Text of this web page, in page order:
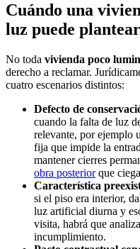
Cuándo una
luz puede
No toda vivienda poco
derecho a reclamar.
cuatro escenarios distintos:
Defecto de
cuando la falta de luz
relevante, por ejemplo
fija que impide la
mantener cierres
obra posteriorque
Característica
si el piso era interior,
luz artificial diurna y
visita, habrá que
incumplimiento.